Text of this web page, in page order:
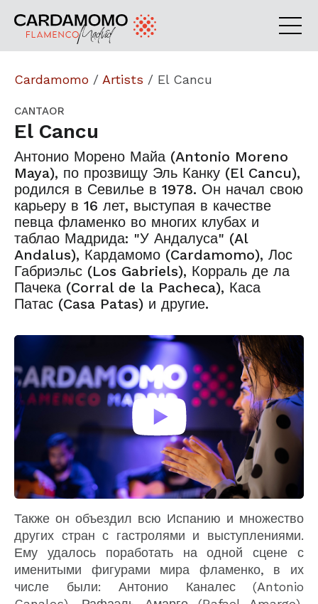
Cardamomo / Artists / El Cancu
CANTAOR
El Cancu
Антонио Морено Майа (Antonio Moreno
Maya), по прозвищу Эль Канку (El Cancu),
родился в Севилье в 1978. Он начал свою
карьеру в 16 лет, выступая в качестве
певца фламенко во многих клубах и
таблао Мадрида: "У Андалуса" (Al
Andalus), Кардамомо (Cardamomo), Лос
Габриэльс (Los Gabriels), Корраль де ла
Пачека (Corral de la Pacheca), Каса
Патас (Casa Patas) и другие.
Также он объездил всю Испанию и множество
других стран с гастролями и выступлениями.
Ему удалось поработать на одной сцене с
именитыми фигурами мира фламенко, в их
числе были: Антонио Каналес (Antonio